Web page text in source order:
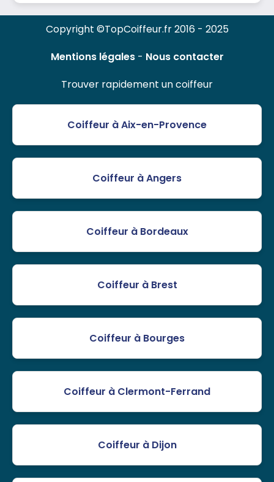
Copyright ©TopCoiffeur.fr 2016 - 2025
Mentions légales- Nous contacter
Trouver rapidement un coiffeur
Coiffeur à Aix-en-Provence
Coiffeur à Angers
Coiffeur à Bordeaux
Coiffeur à Brest
Coiffeur à Bourges
Coiffeur à Clermont-Ferrand
Coiffeur à Dijon